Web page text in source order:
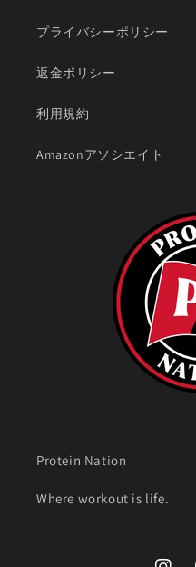
プライバシーポリシー
返金ポリシー
利用規約
Amazonアソシエイト
Protein Nation
Where workout is life.